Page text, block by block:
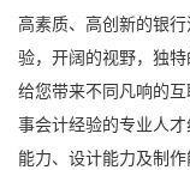
高素质、高创新的银
验，开阔的视野，独
给您带来不同凡响的
事会计经验的专业人
能力、设计能力及制作